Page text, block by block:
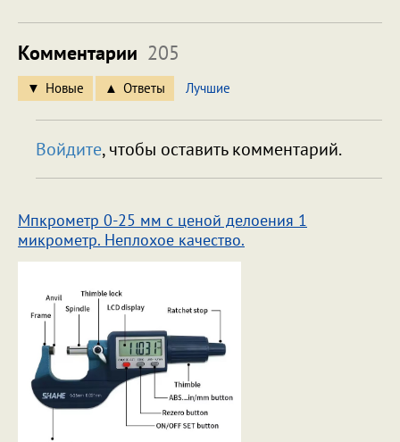
Комментарии 205
Новые Ответы Лучшие
Войдите, чтобы оставить комментарий.
Мпкрометр 0-25 мм с ценой делоения 1
микрометр. Неплохое качество.